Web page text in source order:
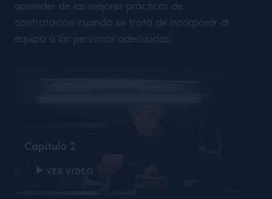
aprender de las mejores prácticas de
contratación cuando se trata de incorporar al
equipo a las personas adecuadas.
Capítulo 2
VER VIDEO